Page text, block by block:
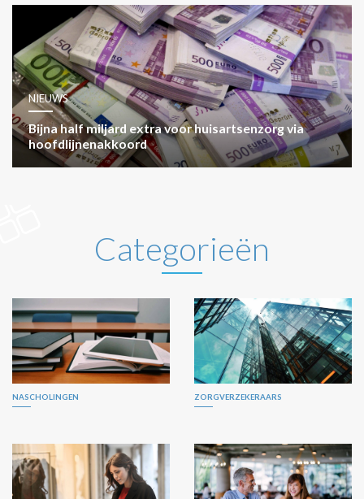
NIEUWS
Bijna half miljard extra voor huisartsenzorg via
hoofdlijnenakkoord
Categorieën
NASCHOLINGEN ZORGVERZEKERAARS